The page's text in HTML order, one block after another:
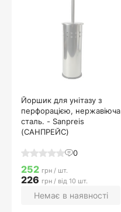
Йоршик для унітазу з
перфорацією, нержавіюча
сталь. - Sanpreis
(САНПРЕЙС)
0
252 грн / шт.
226 грн / від 10 шт.
Немає в наявності